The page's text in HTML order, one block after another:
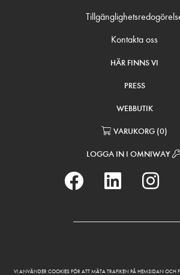
Kontakta oss
HÄR FINNS VI
PRESS
WEBBUTIK
VARUKORG (0)
LOGGA IN I OMNIWAY
VI ANVÄNDER COOKIES FÖR ATT MÄTA TRAFIKEN PÅ HEMSIDAN OCH